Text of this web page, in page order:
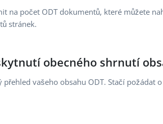
na počet ODT dokumentů, které můžete
stránek.
obecného shrnutí
vašeho obsahu ODT. Stačí